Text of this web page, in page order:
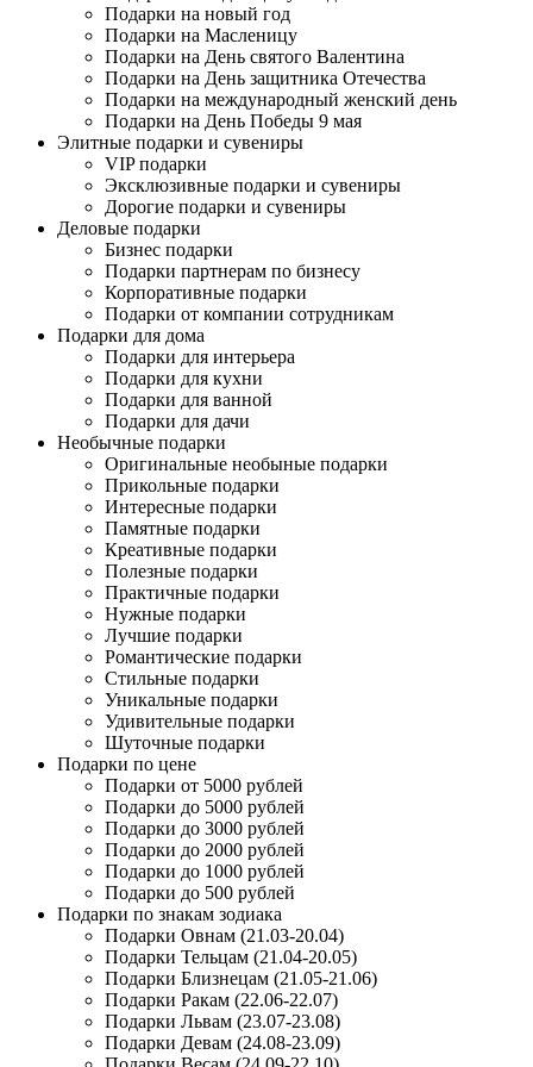
Подарки на новый год
Подарки на Масленицу
Подарки на День святого Валентина
Подарки на День защитника Отечества
Подарки на международный женский день
Подарки на День Победы 9 мая
Элитные подарки и сувениры
VIP подарки
Эксклюзивные подарки и сувениры
Дорогие подарки и сувениры
Деловые подарки
Бизнес подарки
Подарки партнерам по бизнесу
Корпоративные подарки
Подарки от компании сотрудникам
Подарки для дома
Подарки для интерьера
Подарки для кухни
Подарки для ванной
Подарки для дачи
Необычные подарки
Оригинальные необыные подарки
Прикольные подарки
Интересные подарки
Памятные подарки
Креативные подарки
Полезные подарки
Практичные подарки
Нужные подарки
Лучшие подарки
Романтические подарки
Стильные подарки
Уникальные подарки
Удивительные подарки
Шуточные подарки
Подарки по цене
Подарки от 5000 рублей
Подарки до 5000 рублей
Подарки до 3000 рублей
Подарки до 2000 рублей
Подарки до 1000 рублей
Подарки до 500 рублей
Подарки по знакам зодиака
Подарки Овнам (21.03-20.04)
Подарки Тельцам (21.04-20.05)
Подарки Близнецам (21.05-21.06)
Подарки Ракам (22.06-22.07)
Подарки Львам (23.07-23.08)
Подарки Девам (24.08-23.09)